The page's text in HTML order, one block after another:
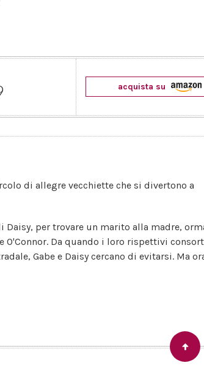
acquista su
di allegre vecchiette che si divertono a
per trovare un marito alla madre,
O'Connor. Da quando i loro rispettivi
Gabe e Daisy cercano di evitarsi. Ma